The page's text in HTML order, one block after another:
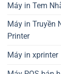
Máy in Tem
Máy in Truyền
Printer
Máy in xprinter